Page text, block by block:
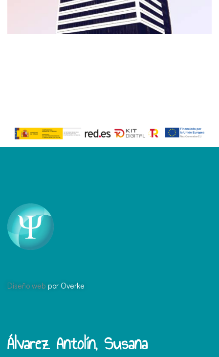
Diseño web por Overke
Álvarez Antolín, Susana